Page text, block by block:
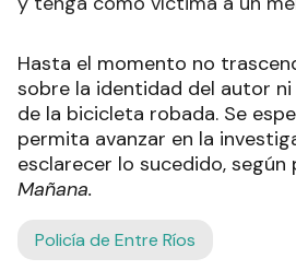
Hasta el momento no
sobre la identidad del autor
de la bicicleta robada. Se
permita avanzar en la
esclarecer lo sucedido, según
Mañana.
Policía de Entre Ríos